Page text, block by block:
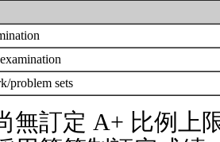
problem sets
無訂定 A+ 比例上